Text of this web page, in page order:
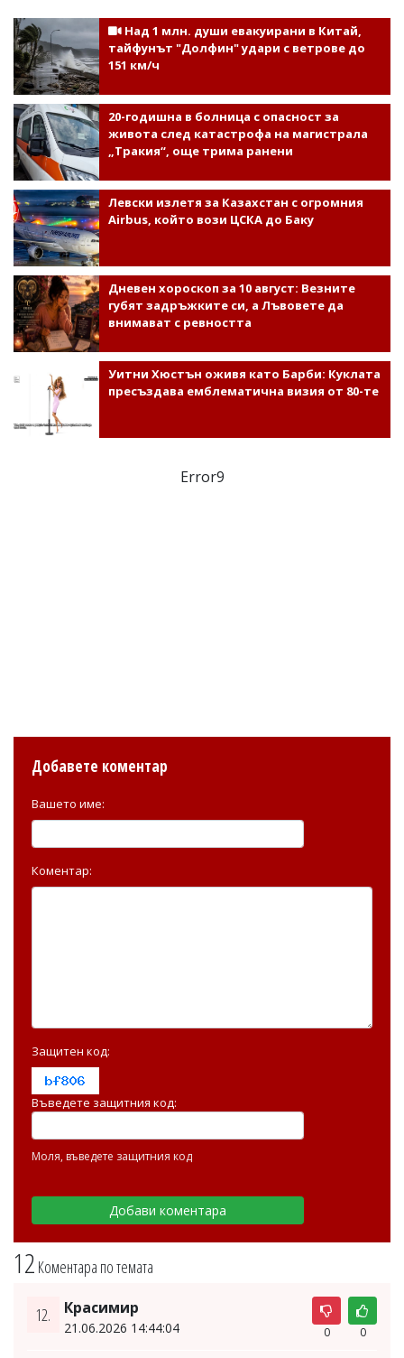
Над 1 млн. души евакуирани в Китай,
тайфунът "Долфин" удари с ветрове до
151 км/ч
20-годишна в болница с опасност за
живота след катастрофа на магистрала
„Тракия“, още трима ранени
Левски излетя за Казахстан с огромния
Airbus, който вози ЦСКА до Баку
Дневен хороскоп за 10 август: Везните
губят задръжките си, а Лъвовете да
внимават с ревността
Уитни Хюстън оживя като Барби: Куклата
пресъздава емблематична визия от 80-те
Error9
12 Коментара по темата
12. Красимир
21.06.2026 14:44:04 0 0
Добавете коментар
Вашето име:
Коментар:
Защитен код:
Въведете защитния код:
Моля, въведете защитния код